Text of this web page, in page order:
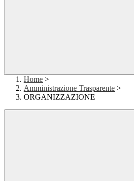
Home >
Amministrazione Trasparente >
ORGANIZZAZIONE